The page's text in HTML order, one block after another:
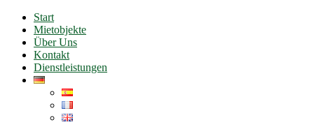
Start
Mietobjekte
Über Uns
Kontakt
Dienstleistungen